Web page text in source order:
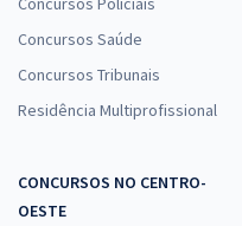
Concursos Saúde
Concursos Tribunais
Residência Multiprofissional
CONCURSOS NO CENTRO-
OESTE